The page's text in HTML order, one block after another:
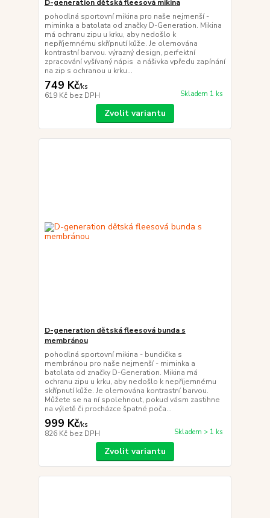
D-generation dětská fleesová mikina
pohodlná sportovní mikina pro naše nejmenší -
miminka a batolata od značky D-Generation. Mikina
má ochranu zipu u krku, aby nedošlo k
nepříjemnému skřípnutí kůže. Je olemována
kontrastní barvou. výrazný design, perfektní
zpracování vyšívaný nápis a nášivka vpředu zapínání
na zip s ochranou u krku...
749 Kč/ks
619 Kč bez DPH Skladem 1 ks
Zvolit variantu
D-generation dětská fleesová bunda s
membránou
pohodlná sportovní mikina - bundička s
membránou pro naše nejmenší - miminka a
batolata od značky D-Generation. Mikina má
ochranu zipu u krku, aby nedošlo k nepříjemnému
skřípnutí kůže. Je olemována kontrastní barvou.
Můžete se na ní spolehnout, pokud vásm zastihne
na výletě či procházce špatné poča...
999 Kč/ks
826 Kč bez DPH Skladem > 1 ks
Zvolit variantu